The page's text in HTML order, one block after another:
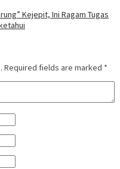
Kejepit, Ini Ragam Tugas
Required fields are marked *